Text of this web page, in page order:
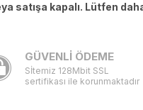
satışa kapalı. Lütfen
GÜVENLİ ÖDEME
Sİtemiz 128Mbit SSL
sertifikası ile korunmaktadır